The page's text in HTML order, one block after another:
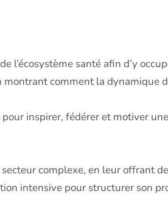
l’écosystème santé afin d’y
montrant comment la dynamique
inspirer, fédérer et motiver
complexe, en leur offrant
intensive pour structurer son